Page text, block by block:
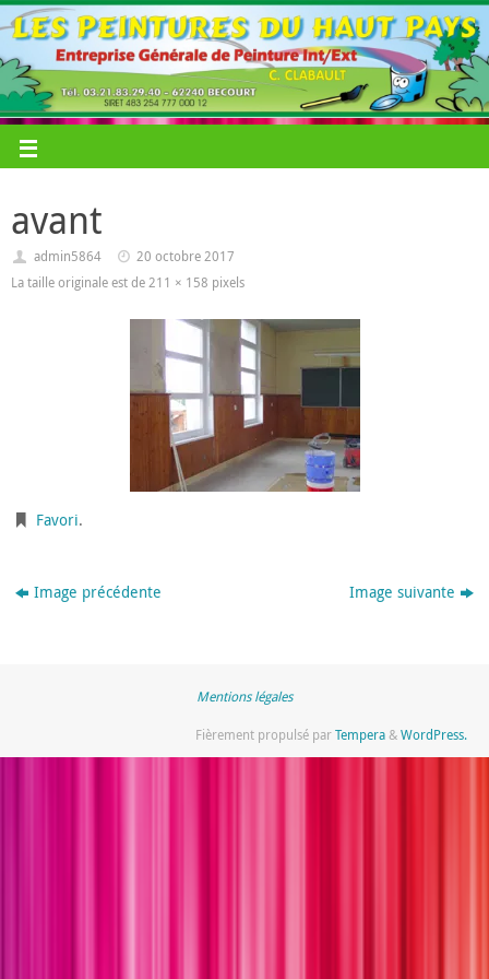
avant
admin5864
20 octobre 2017
La taille originale est de211 × 158 pixels
Favori.
Image précédente Image suivante
Mentions légales
Fièrement propulsé parTempera&WordPress.